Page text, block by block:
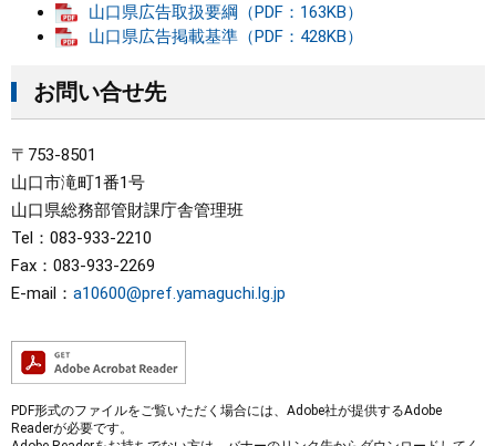
山口県広告取扱要綱（PDF：163KB）
山口県広告掲載基準（PDF：428KB）
お問い合せ先
〒753-8501
山口市滝町1番1号
山口県総務部管財課庁舎管理班
Tel：083-933-2210
Fax：083-933-2269
E-mail： a10600@pref.yamaguchi.lg.jp
PDF形式のファイルをご覧いただく場合には、Adobe社が提供するAdobe
Readerが必要です。